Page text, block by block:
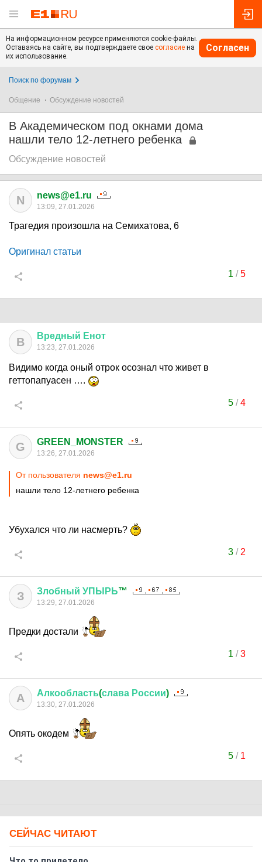
На информационном ресурсе применяются cookie-файлы.
Оставаясь на сайте, вы подтверждаете свое согласие на
их использование.
Согласен
Поиск по форумам
Общение Обсуждение новостей
В Академическом под окнами дома
нашли тело 12-летнего ребенка
Обсуждение новостей
N news@e1.ru
13:09, 27.01.2026
Трагедия произошла на Семихатова, 6
Оригинал статьи
1 /5
В Вредный Енот
13:23, 27.01.2026
Видимо когда оный отрок осознал что живет в
геттопапуасен ….
5/4
G GREEN_MONSTER
13:26, 27.01.2026
От пользователя news@e1.ru
нашли тело 12-летнего ребенка
Убухался что ли насмерть?
3/ 2
З Злобный УПЫРЬ™
13:29, 27.01.2026
Предки достали
1 /3
А Алкообласть(слава России)
13:30, 27.01.2026
Опять окодем
5/ 1
СЕЙЧАС ЧИТАЮТ